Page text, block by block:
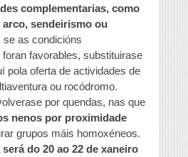
complementarias, como
sendeirismo ou
se as condicións
favorables, substituirase
pola oferta de actividades de
ou rocódromo.
por quendas, nas que
nenos por proximidade
grupos máis homoxéneos.
do 20 ao 22 de xaneiro